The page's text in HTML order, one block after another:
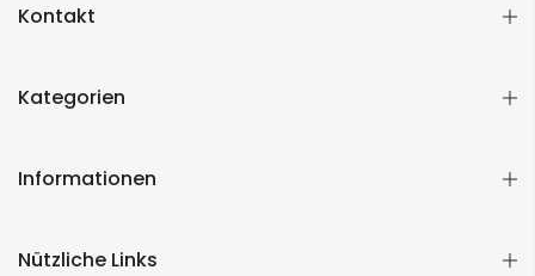
Kontakt
Kategorien
Informationen
Nützliche Links